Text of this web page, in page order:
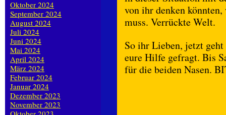
von ihr denken könnten,
muss. Verrückte Welt.
So ihr Lieben, jetzt
eure Hilfe gefragt. Bis
für die beiden Nasen.
Oktober 2024
September 2024
August 2024
Juli 2024
Juni 2024
Mai 2024
April 2024
März 2024
Februar 2024
Januar 2024
Dezember 2023
November 2023